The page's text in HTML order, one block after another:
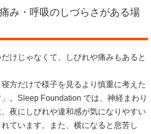
み・呼吸のしづらさがある場
けじゃなくて、しびれや痛みもあると
方だけで様子を見るより慎重に考えた
。Sleep Foundation では、神経まわり
夜にしびれや違和感が気になりやすい
ています。また、横になると息苦し